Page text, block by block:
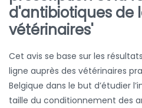
d'antibiotiques de
vétérinaires'
Cet avis se base sur les
ligne auprès des vétérinaires
Belgique dans le but d’étudier
taille du conditionnement des